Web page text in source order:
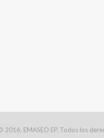
2016, EMASEO EP. Todos los